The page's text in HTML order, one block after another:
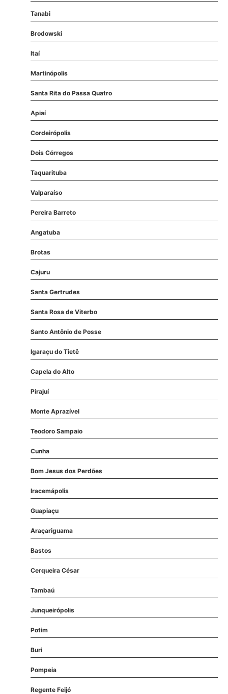
Tanabi
Brodowski
Itaí
Martinópolis
Santa Rita do Passa Quatro
Apiaí
Cordeirópolis
Dois Córregos
Taquarituba
Valparaíso
Pereira Barreto
Angatuba
Brotas
Cajuru
Santa Gertrudes
Santa Rosa de Viterbo
Santo Antônio de Posse
Igaraçu do Tietê
Capela do Alto
Pirajuí
Monte Aprazível
Teodoro Sampaio
Cunha
Bom Jesus dos Perdões
Iracemápolis
Guapiaçu
Araçariguama
Bastos
Cerqueira César
Tambaú
Junqueirópolis
Potim
Buri
Pompeia
Regente Feijó